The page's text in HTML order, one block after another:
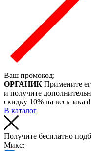
Ваш промокод:
ОРГАНИК Примените
и получите
скидку 10% на весь заказ!
В каталог
Получите бесплатно
Микс: